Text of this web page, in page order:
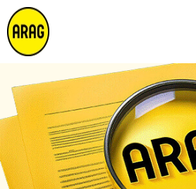
Lu/Je 9 – 17, Ve
02 643 12